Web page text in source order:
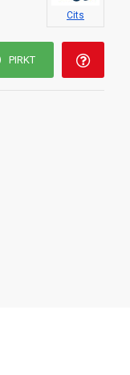
Cits
PIRKT